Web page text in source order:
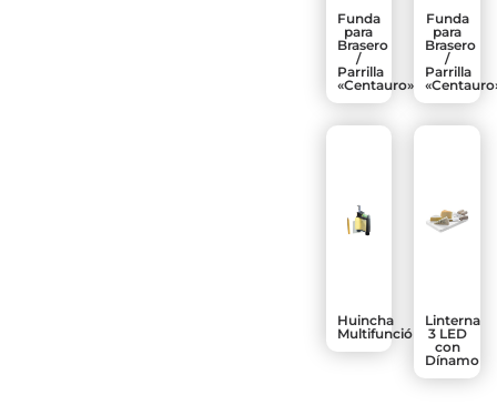
Funda
para
Brasero
/
Parrilla
«Centauro».
Funda
para
Brasero
/
Parrilla
Huincha
Multifunción
Linterna
3 LED
con
Dínamo